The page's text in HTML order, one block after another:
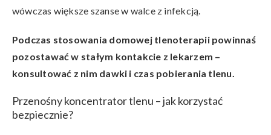
wówczas większe szanse w walce z infekcją.
Podczas stosowania domowej tlenoterapii powinnaś
pozostawać w stałym kontakcie z lekarzem –
konsultować z nim dawki i czas pobierania tlenu.
Przenośny koncentrator tlenu – jak korzystać
bezpiecznie?